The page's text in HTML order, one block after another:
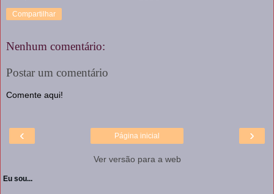
Compartilhar
Nenhum comentário:
Postar um comentário
Comente aqui!
‹ ›
Página inicial
Ver versão para a web
Eu sou...